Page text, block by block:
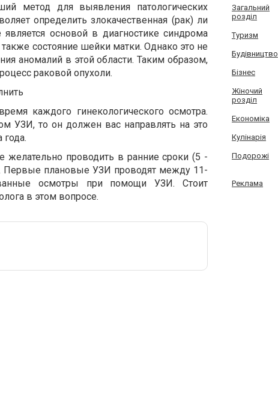
метод для выявления патологических
определить злокачественная (рак) ли
основой в диагностике синдрома
состояние шейки матки. Однако это не
аномалий в этой области. Таким образом,
раковой опухоли.
каждого гинекологического осмотра.
УЗИ, то он должен вас направлять на это
года.
желательно проводить в ранние сроки (5 -
Первые плановые УЗИ проводят между 11-
осмотры при помощи УЗИ. Стоит
в этом вопросе.
Загальний
розділ
Туризм
Будівництво
Бізнес
Жіночий
розділ
Економіка
Кулінарія
Подорожі
Реклама